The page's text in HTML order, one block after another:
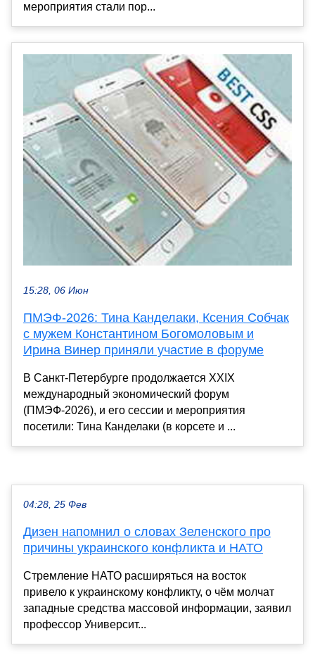
мероприятия стали пор...
15:28, 06 Июн
ПМЭФ-2026: Тина Канделаки, Ксения Собчак
с мужем Константином Богомоловым и
Ирина Винер приняли участие в форуме
В Санкт-Петербурге продолжается XXIX
международный экономический форум
(ПМЭФ-2026), и его сессии и мероприятия
посетили: Тина Канделаки (в корсете и ...
04:28, 25 Фев
Дизен напомнил о словах Зеленского про
причины украинского конфликта и НАТО
Стремление НАТО расширяться на восток
привело к украинскому конфликту, о чём молчат
западные средства массовой информации, заявил
профессор Университ...